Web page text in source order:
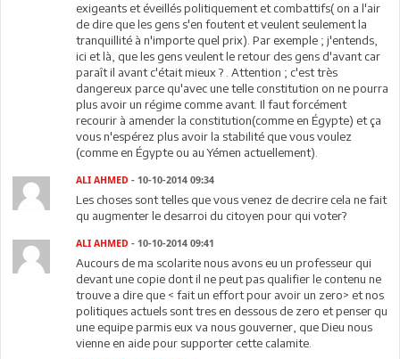
exigeants et éveillés politiquement et combattifs( on a l'air
de dire que les gens s'en foutent et veulent seulement la
tranquillité à n'importe quel prix). Par exemple ; j'entends,
ici et là, que les gens veulent le retour des gens d'avant car
paraît il avant c'était mieux ? . Attention ; c'est très
dangereux parce qu'avec une telle constitution on ne pourra
plus avoir un régime comme avant. Il faut forcément
recourir à amender la constitution(comme en Égypte) et ça
vous n'espérez plus avoir la stabilité que vous voulez
(comme en Égypte ou au Yémen actuellement).
ALI AHMED - 10-10-2014 09:34
Les choses sont telles que vous venez de decrire cela ne fait
qu augmenter le desarroi du citoyen pour qui voter?
ALI AHMED - 10-10-2014 09:41
Aucours de ma scolarite nous avons eu un professeur qui
devant une copie dont il ne peut pas qualifier le contenu ne
trouve a dire que < fait un effort pour avoir un zero> et nos
politiques actuels sont tres en dessous de zero et penser qu
une equipe parmis eux va nous gouverner, que Dieu nous
vienne en aide pour supporter cette calamite.